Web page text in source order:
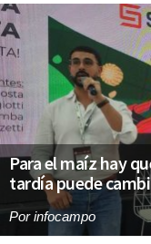
Para el maíz hay
tardía puede
Porinfocampo